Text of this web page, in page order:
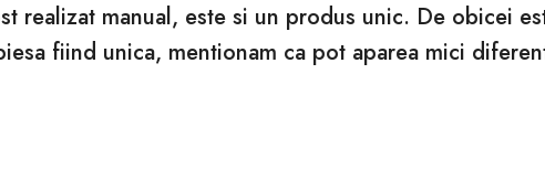
realizat manual, este si un produs unic. De obicei
fiind unica, mentionam ca pot aparea mici